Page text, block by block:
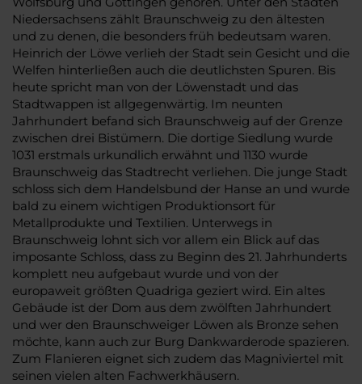
Niedersachsens zählt Braunschweig zu den ältesten
und zu denen, die besonders früh bedeutsam waren.
Heinrich der Löwe verlieh der Stadt sein Gesicht und die
Welfen hinterließen auch die deutlichsten Spuren. Bis
heute spricht man von der Löwenstadt und das
Stadtwappen ist allgegenwärtig. Im neunten
Jahrhundert befand sich Braunschweig auf der Grenze
zwischen drei Bistümern. Die dortige Siedlung wurde
1031 erstmals urkundlich erwähnt und 1130 wurde
Braunschweig das Stadtrecht verliehen. Die junge Stadt
schloss sich dem Handelsbund der Hanse an und wurde
bald zu einem wichtigen Produktionsort für
Metallprodukte und Textilien. Unterwegs in
Braunschweig lohnt sich vor allem ein Blick auf das
imposante Schloss, dass zu Beginn des 21. Jahrhunderts
komplett neu aufgebaut wurde und von der
europaweit größten Quadriga geziert wird. Ein altes
Gebäude ist der Dom aus dem zwölften Jahrhundert
und wer den Braunschweiger Löwen als Bronze sehen
möchte, kann auch zur Burg Dankwarderode spazieren.
Zum Flanieren eignet sich zudem das Magniviertel mit
seinen vielen alten Fachwerkhäusern.